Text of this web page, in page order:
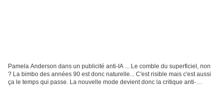
Pamela Anderson dans un publicité anti-IA ... Le comble du superficiel, non
? La bimbo des années 90 est donc naturelle... C'est risible mais c'est aussi
ça le temps qui passe. La nouvelle mode devient donc la critique anti-